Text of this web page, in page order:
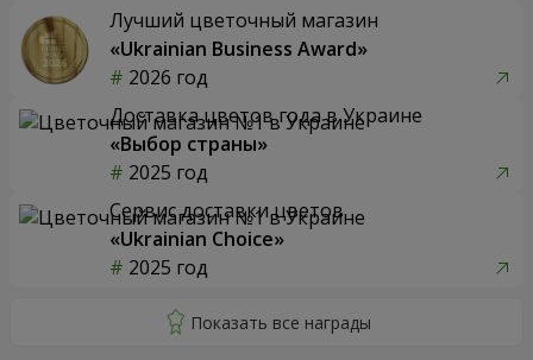
Лучший цветочный магазин
«Ukrainian Business Award»
2026 год
Доставка цветов года в Украине
«Выбор страны»
2025 год
Сервис доставки цветов
«Ukrainian Choice»
2025 год